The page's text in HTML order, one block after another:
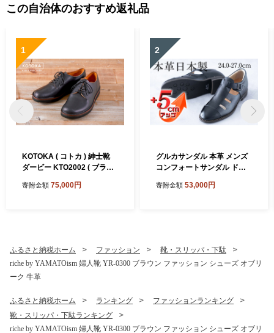
この自治体のおすすめ返礼品
1
KOTOKA ( コトカ ) 紳士靴
ダービー KTO2002 ( ブラッ
寄附金額 75,000円
2
グルカサンダル 本革 メンズ
コンフォートサンダル ドラ
ットシューズ 牛革 ソフトシ
寄附金額 53,000円
ふるさと納税ホーム ファッション
靴・スリッパ・下駄
riche by YAMATOism 婦人靴 YR-0300 ブラウン ファッション シューズ オブリ
ーク 牛革
ふるさと納税ホーム ランキング
ファッションランキング
靴・スリッパ・下駄ランキング
riche by YAMATOism 婦人靴 YR-0300 ブラウン ファッション シューズ オブリ